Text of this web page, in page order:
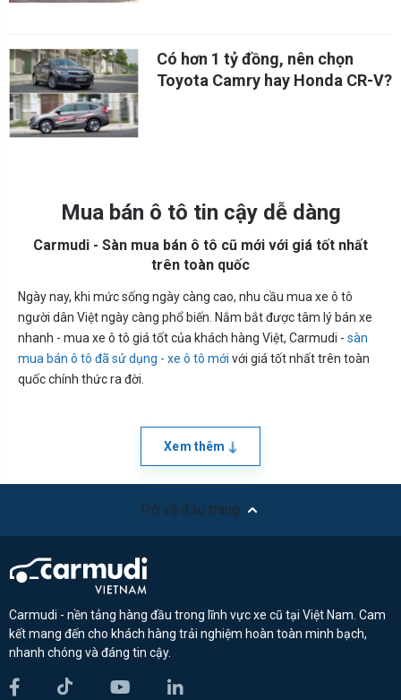
Có hơn 1 tỷ đồng, nên chọn
Toyota Camry hay Honda CR-V?
Mua bán ô tô tin cậy dễ dàng
Carmudi - Sàn mua bán ô tô cũ mới với giá tốt nhất
trên toàn quốc
Ngày nay, khi mức sống ngày càng cao, nhu cầu mua xe ô tô
người dân Việt ngày càng phổ biến. Nắm bắt được tâm lý bán xe
nhanh - mua xe ô tô giá tốt của khách hàng Việt, Carmudi - sàn
mua bán ô tô đã sử dụng - xe ô tô mới với giá tốt nhất trên toàn
quốc chính thức ra đời.
Xem thêm
Trở về đầu trang
Carmudi - nền tảng hàng đầu trong lĩnh vực xe cũ tại Việt Nam. Cam
kết mang đến cho khách hàng trải nghiệm hoàn toàn minh bạch,
nhanh chóng và đáng tin cậy.